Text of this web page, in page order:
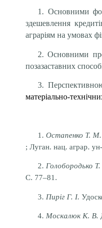
1. Основними
здешевлення
аграріям на умовах
2. Основними
позазаставних
3.
матеріально-
1. Остапенко Т. М.
; Луган. нац. аграр.
2.Голобородько
С. 77–81.
3. Пиріг Г. І.
4. Москалюк К. В.